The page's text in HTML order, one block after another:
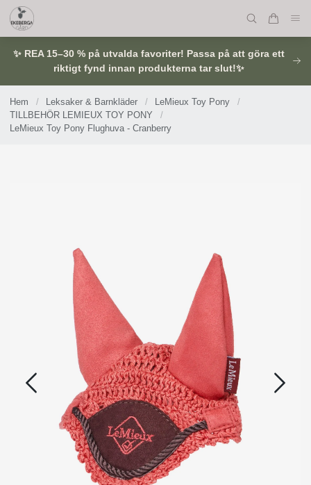
✨ REA 15–30 % på utvalda favoriter! Passa på att göra ett
riktigt fynd innan produkterna tar slut!✨
Hem / Leksaker & Barnkläder / LeMieux Toy Pony
/
TILLBEHÖR LEMIEUX TOY PONY
/
LeMieux Toy Pony Flughuva - Cranberry